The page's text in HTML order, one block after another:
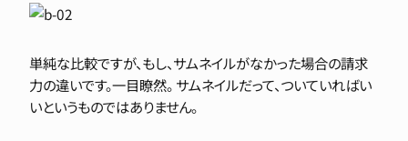
単純な比較ですが、もし、サムネイルがなかった場合の請求
力の違いです。一目瞭然。 サムネイルだって、ついていればい
いというものではありません。